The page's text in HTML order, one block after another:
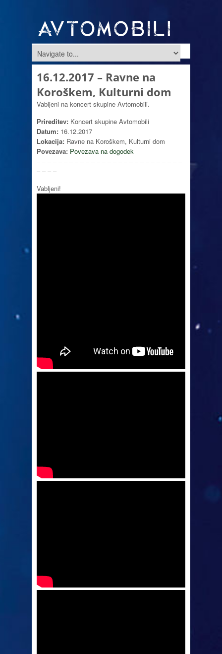
16.12.2017 – Ravne na
Koroškem, Kulturni dom
Vabljeni na koncert skupine Avtomobili.
Prireditev: Koncert skupine Avtomobili
Datum: 16.12.2017
Lokacija: Ravne na Koroškem, Kulturni dom
Povezava: Povezava na dogodek
– – – – – – – – – – – – – – – – – – – – – – – – – – –
– – – –
Vabljeni!